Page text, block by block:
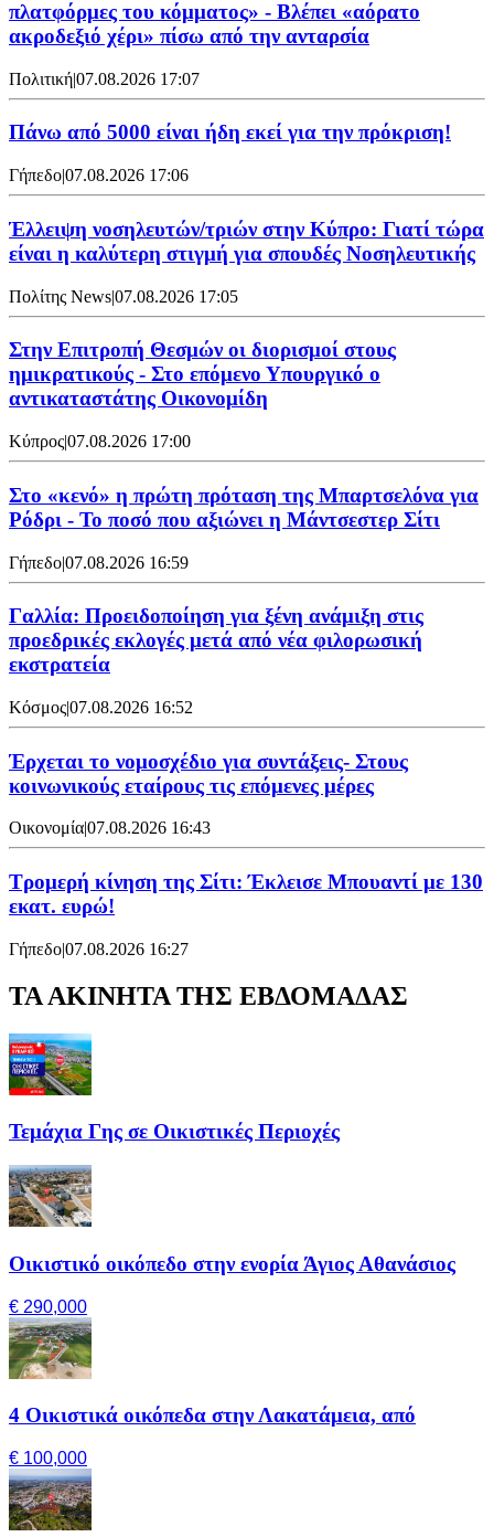
πλατφόρμες του κόμματος» - Βλέπει «αόρατο
ακροδεξιό χέρι» πίσω από την ανταρσία
Πολιτική|07.08.2026 17:07
Πάνω από 5000 είναι ήδη εκεί για την πρόκριση!
Γήπεδο|07.08.2026 17:06
Έλλειψη νοσηλευτών/τριών στην Κύπρο: Γιατί τώρα
είναι η καλύτερη στιγμή για σπουδές Νοσηλευτικής
Πολίτης News|07.08.2026 17:05
Στην Επιτροπή Θεσμών οι διορισμοί στους
ημικρατικούς - Στο επόμενο Υπουργικό ο
αντικαταστάτης Οικονομίδη
Κύπρος|07.08.2026 17:00
Στο «κενό» η πρώτη πρόταση της Μπαρτσελόνα για
Ρόδρι - Το ποσό που αξιώνει η Μάντσεστερ Σίτι
Γήπεδο|07.08.2026 16:59
Γαλλία: Προειδοποίηση για ξένη ανάμιξη στις
προεδρικές εκλογές μετά από νέα φιλορωσική
εκστρατεία
Κόσμος|07.08.2026 16:52
Έρχεται το νομοσχέδιο για συντάξεις- Στους
κοινωνικούς εταίρους τις επόμενες μέρες
Οικονομία|07.08.2026 16:43
Τρομερή κίνηση της Σίτι: Έκλεισε Μπουαντί με 130
εκατ. ευρώ!
Γήπεδο|07.08.2026 16:27
ΤΑ ΑΚΙΝΗΤΑ ΤΗΣ ΕΒΔΟΜΑΔΑΣ
Τεμάχια Γης σε Οικιστικές Περιοχές
Οικιστικό οικόπεδο στην ενορία Άγιος Αθανάσιος
€ 290,000
4 Οικιστικά οικόπεδα στην Λακατάμεια, από
€ 100,000